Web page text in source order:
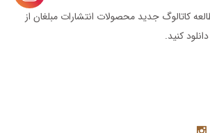
کاتالوگ جدید محصولات انتشارات مبلغان از
کنید.